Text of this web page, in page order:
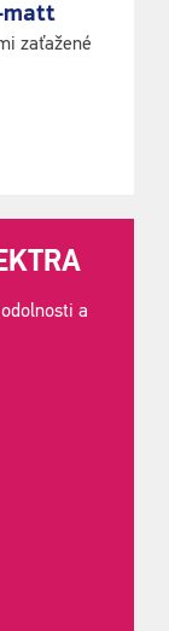
matt
zaťažené
a